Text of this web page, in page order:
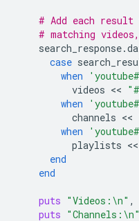
# Add each
# matching
search_response.
case
when
videos << "
when
channels <<
when
playlists <<
end
end
puts "Videos: \n" ,
puts "Channels: \n"